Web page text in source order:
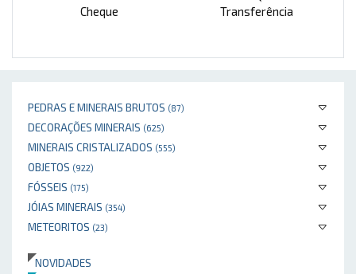
PEDRAS E MINERAIS BRUTOS (87)
DECORAÇÕES MINERAIS (625)
MINERAIS CRISTALIZADOS (555)
OBJETOS (922)
FÓSSEIS (175)
JÓIAS MINERAIS (354)
METEORITOS (23)
NOVIDADES
Cheque Transferência